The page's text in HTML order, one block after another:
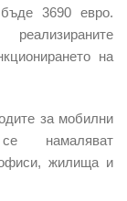
3690 евро.
на
за мобилни
намаляват
жилища и